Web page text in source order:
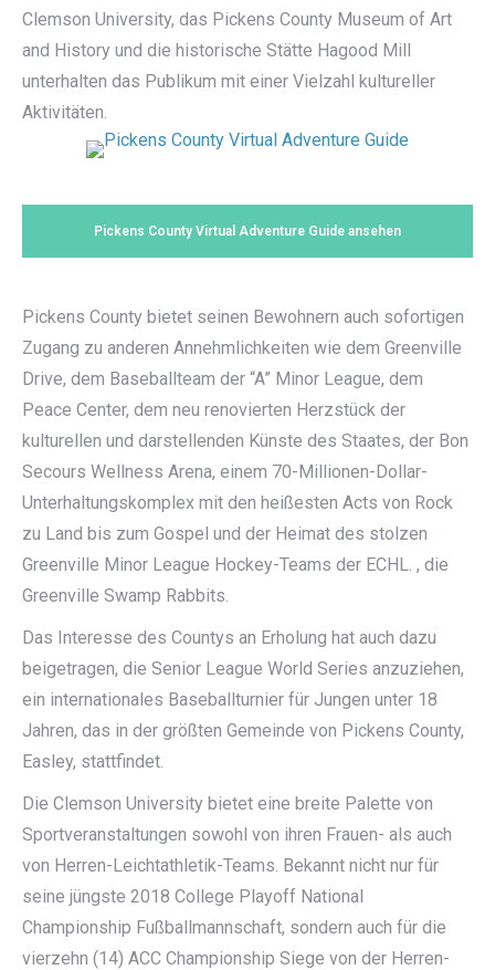
Clemson University, das Pickens County Museum of Art
and History und die historische Stätte Hagood Mill
unterhalten das Publikum mit einer Vielzahl kultureller
Aktivitäten.
Pickens County Virtual Adventure Guide ansehen
Pickens County bietet seinen Bewohnern auch sofortigen
Zugang zu anderen Annehmlichkeiten wie dem Greenville
Drive, dem Baseballteam der “A” Minor League, dem
Peace Center, dem neu renovierten Herzstück der
kulturellen und darstellenden Künste des Staates, der Bon
Secours Wellness Arena, einem 70-Millionen-Dollar-
Unterhaltungskomplex mit den heißesten Acts von Rock
zu Land bis zum Gospel und der Heimat des stolzen
Greenville Minor League Hockey-Teams der ECHL. , die
Greenville Swamp Rabbits.
Das Interesse des Countys an Erholung hat auch dazu
beigetragen, die Senior League World Series anzuziehen,
ein internationales Baseballturnier für Jungen unter 18
Jahren, das in der größten Gemeinde von Pickens County,
Easley, stattfindet.
Die Clemson University bietet eine breite Palette von
Sportveranstaltungen sowohl von ihren Frauen- als auch
von Herren-Leichtathletik-Teams. Bekannt nicht nur für
seine jüngste 2018 College Playoff National
Championship Fußballmannschaft, sondern auch für die
vierzehn (14) ACC Championship Siege von der Herren-